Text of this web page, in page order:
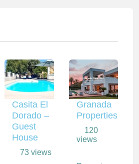
Casita El
Dorado –
Guest
House
73 views
Granada
Properties
120
views